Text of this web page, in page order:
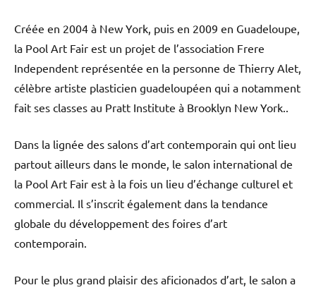
Créée en 2004 à New York, puis en 2009 en Guadeloupe,
la Pool Art Fair est un projet de l’association Frere
Independent représentée en la personne de Thierry Alet,
célèbre artiste plasticien guadeloupéen qui a notamment
fait ses classes au Pratt Institute à Brooklyn New York..
Dans la lignée des salons d’art contemporain qui ont lieu
partout ailleurs dans le monde, le salon international de
la Pool Art Fair est à la fois un lieu d’échange culturel et
commercial. Il s’inscrit également dans la tendance
globale du développement des foires d’art
contemporain.
Pour le plus grand plaisir des aficionados d’art, le salon a